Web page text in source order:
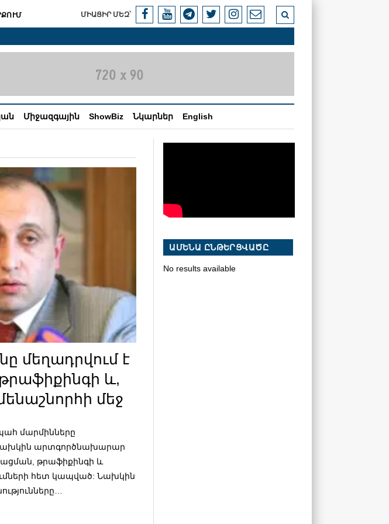
ՄԻԱՑԻՐ ՄԵԶ՝
Միջազգային ShowBiz Նկարներ English
մեղադրվում է
և,
մեջ
մարմինները
նախկին արտգործնախարար
թրաֆիքինգի և
հետ կապված: Նախկին
ԱՄԵՆԱ ԸՆԹԵՐՑՎԱԾԸ
No results available